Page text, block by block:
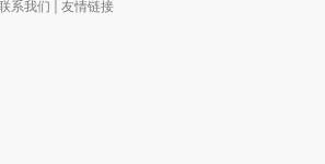
系我们 友情链接